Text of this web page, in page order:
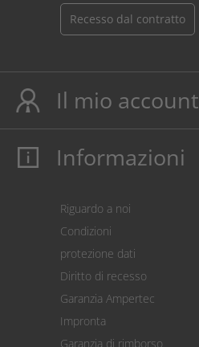
Recesso dal contratto
Il mio account
Il mio account
Pagamento
Restituzione della merce
Calcolatore dei costi
Impostazioni dei cookie
Informazioni
Riguardo a noi
Condizioni
protezione dati
Diritto di recesso
Garanzia Ampertec
Impronta
Garanzia di rimborso